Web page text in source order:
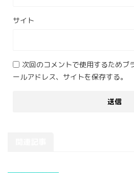
サイト
次回のコメントで使用するためブ
ールアドレス、サイトを保存する。